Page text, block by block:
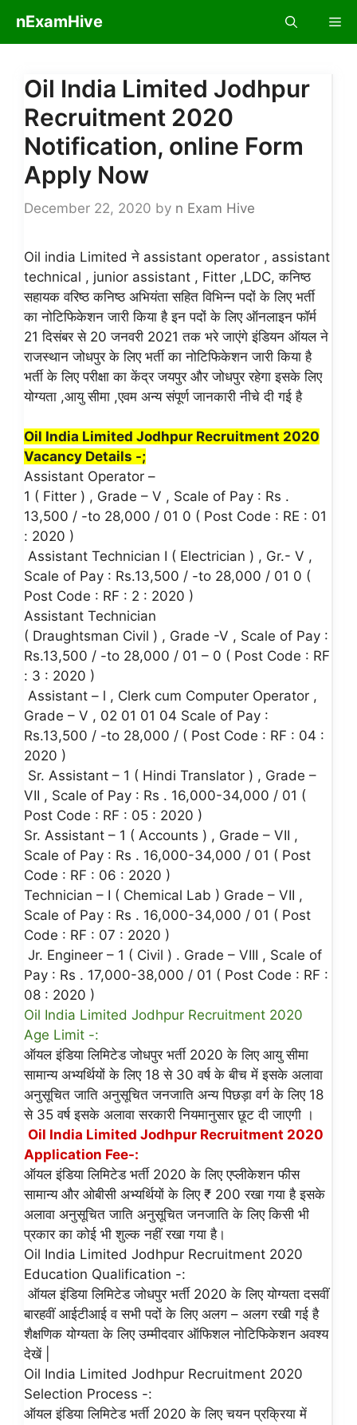
content
nExamHive
Oil India Limited Jodhpur
Recruitment 2020
Notification, online Form
Apply Now
December 22, 2020 by n Exam Hive
Oil india Limited ने assistant operator , assistant
technical , junior assistant , Fitter ,LDC, कनिष्ठ
सहायक वरिष्ठ कनिष्ठ अभियंता सहित विभिन्न पदों के लिए भर्ती
का नोटिफिकेशन जारी किया है इन पदों के लिए ऑनलाइन फॉर्म
21 दिसंबर से 20 जनवरी 2021 तक भरे जाएंगे इंडियन ऑयल ने
राजस्थान जोधपुर के लिए भर्ती का नोटिफिकेशन जारी किया है
भर्ती के लिए परीक्षा का केंद्र जयपुर और जोधपुर रहेगा इसके लिए
योग्यता ,आयु सीमा ,एवम अन्य संपूर्ण जानकारी नीचे दी गई है
Oil India Limited Jodhpur Recruitment 2020
Vacancy Details -;
Assistant Operator –
1 ( Fitter ) , Grade – V , Scale of Pay : Rs .
13,500 / -to 28,000 / 01 0 ( Post Code : RE : 01
: 2020 )
Assistant Technician I ( Electrician ) , Gr.- V ,
Scale of Pay : Rs.13,500 / -to 28,000 / 01 0 (
Post Code : RF : 2 : 2020 )
Assistant Technician
( Draughtsman Civil ) , Grade -V , Scale of Pay :
Rs.13,500 / -to 28,000 / 01 – 0 ( Post Code : RF
: 3 : 2020 )
Assistant – l , Clerk cum Computer Operator ,
Grade – V , 02 01 01 04 Scale of Pay :
Rs.13,500 / -to 28,000 / ( Post Code : RF : 04 :
2020 )
Sr. Assistant – 1 ( Hindi Translator ) , Grade –
VII , Scale of Pay : Rs . 16,000-34,000 / 01 (
Post Code : RF : 05 : 2020 )
Sr. Assistant – 1 ( Accounts ) , Grade – VII ,
Scale of Pay : Rs . 16,000-34,000 / 01 ( Post
Code : RF : 06 : 2020 )
Technician – I ( Chemical Lab ) Grade – VII ,
Scale of Pay : Rs . 16,000-34,000 / 01 ( Post
Code : RF : 07 : 2020 )
Jr. Engineer – 1 ( Civil ) . Grade – VIII , Scale of
Pay : Rs . 17,000-38,000 / 01 ( Post Code : RF :
08 : 2020 )
Oil India Limited Jodhpur Recruitment 2020
Age Limit -:
ऑयल इंडिया लिमिटेड जोधपुर भर्ती 2020 के लिए आयु सीमा
सामान्य अभ्यर्थियों के लिए 18 से 30 वर्ष के बीच में इसके अलावा
अनुसूचित जाति अनुसूचित जनजाति अन्य पिछड़ा वर्ग के लिए 18
से 35 वर्ष इसके अलावा सरकारी नियमानुसार छूट दी जाएगी ।
Oil India Limited Jodhpur Recruitment 2020
Application Fee-:
ऑयल इंडिया लिमिटेड भर्ती 2020 के लिए एप्लीकेशन फीस
सामान्य और ओबीसी अभ्यर्थियों के लिए ₹ 200 रखा गया है इसके
अलावा अनुसूचित जाति अनुसूचित जनजाति के लिए किसी भी
प्रकार का कोई भी शुल्क नहीं रखा गया है।
Oil India Limited Jodhpur Recruitment 2020
Education Qualification -:
ऑयल इंडिया लिमिटेड जोधपुर भर्ती 2020 के लिए योग्यता दसवीं
बारहवीं आईटीआई व सभी पदों के लिए अलग – अलग रखी गई है
शैक्षणिक योग्यता के लिए उम्मीदवार ऑफिशल नोटिफिकेशन अवश्य
देखें |
Oil India Limited Jodhpur Recruitment 2020
Selection Process -:
ऑयल इंडिया लिमिटेड भर्ती 2020 के लिए चयन प्रक्रिया में